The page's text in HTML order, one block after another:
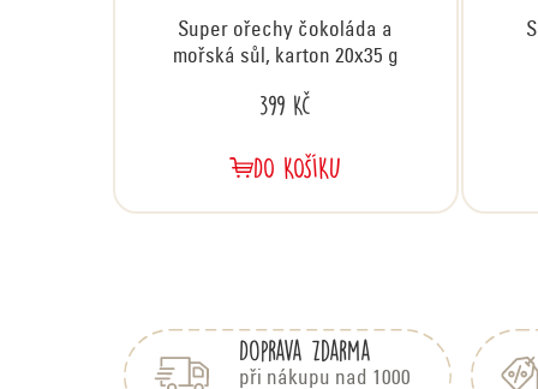
Super ořechy čokoláda a
mořská sůl, karton 20x35 g
399 Kč
DO KOŠÍKU
Doprava zdarma
při nákupu nad 1000